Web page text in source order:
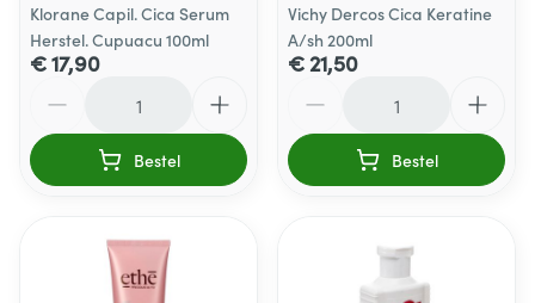
Klorane Capil. Cica Serum
Herstel. Cupuacu 100ml
€ 17,90
Bestel
Vichy Dercos Cica Keratine
A/sh 200ml
€ 21,50
Bestel